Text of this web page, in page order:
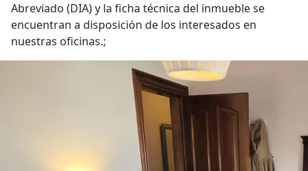
Abreviado (DIA) y la ficha técnica del inmueble se
encuentran a disposición de los interesados en
nuestras oficinas.;